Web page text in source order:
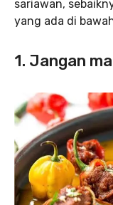
sariawan,
yang ada di
1. Jangan